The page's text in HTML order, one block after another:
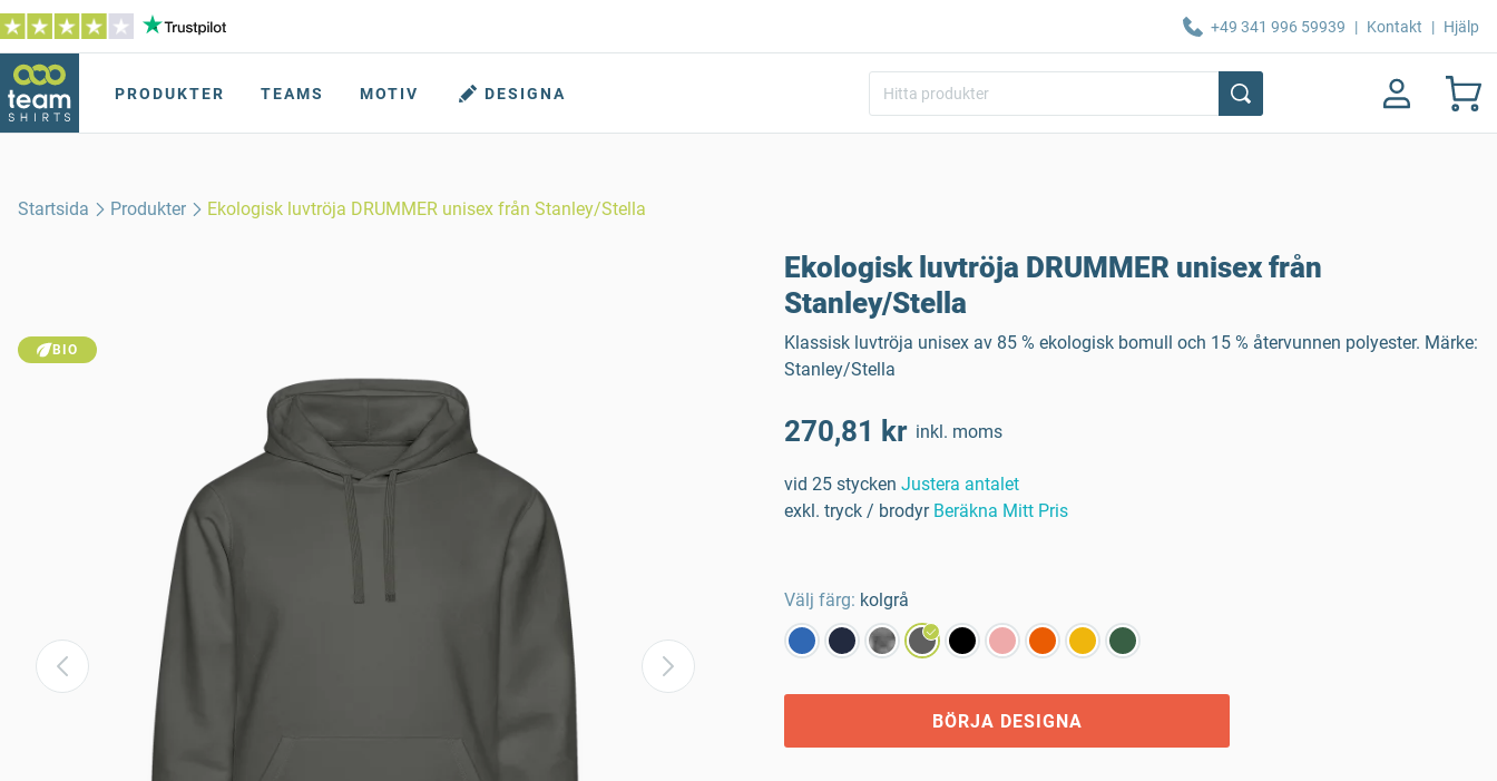
+49 341 996 59939 | Kontakt | Hjälp
PRODUKTER TEAMS MOTIV DESIGNA
Startsida Produkter Ekologisk luvtröja DRUMMER unisex från Stanley/Stella
BIO
Ekologisk luvtröja DRUMMER unisex från
Stanley/Stella
Klassisk luvtröja unisex av 85 % ekologisk bomull och 15 % återvunnen polyester. Märke:
Stanley/Stella
270,81 kr inkl. moms
vid 25 stycken Justera antalet
exkl. tryck / brodyr Beräkna Mitt Pris
Välj färg: kolgrå
BÖRJA DESIGNA